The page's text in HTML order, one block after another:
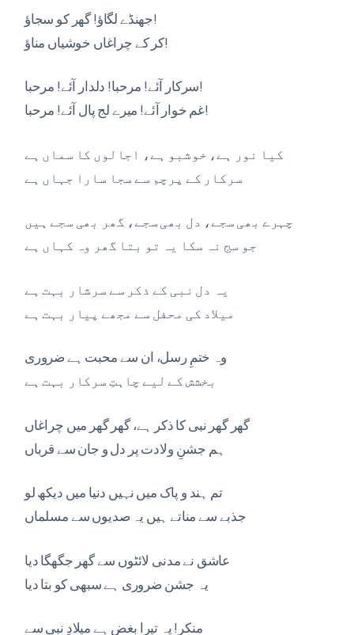
جھنڈے لگاؤ! گھر کو سجاؤ!
کر کے چراغاں خوشیاں مناؤ!
سرکار آئے! مرحبا! دلدار آئے! مرحبا!
غم خوار آئے! میرے لج پال آئے! مرحبا!
کیا نور ہے، خوشبو ہے، اجالوں کا سماں ہے
سرکار کے پرچم سے سجا سارا جہاں ہے
چہرے بھی سجے، دل بھی سجے، گھر بھی سجے ہیں
جو سج نہ سکا یہ تو بتا گھر وہ کہاں ہے
یہ دل نبی کے ذکر سے سرشار بہت ہے
میلاد کی محفل سے مجھے پیار بہت ہے
وہ ختمِ رسل، ان سے محبت ہے ضروری
بخشش کے لیے چاہتِ سرکار بہت ہے
گھر گھر نبی کا ذکر ہے، گھر گھر میں چراغاں
ہم جشنِ ولادت پر دل و جان سے قرباں
تم ہند و پاک میں نہیں دنیا میں دیکھ لو
جذبے سے مناتے ہیں یہ صدیوں سے مسلماں
عاشق نے مدنی لائٹوں سے گھر جگهگا دیا
یہ جشن ضروری ہے سبھی کو بتا دیا
منکر! یہ تیرا بغض ہے میلادِ نبی سے